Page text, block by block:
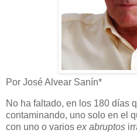
Por José Alvear Sanín*
No ha faltado, en los 180 días
contaminando, uno solo en el
con uno o varios ex abruptos